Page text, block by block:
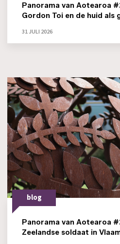
Panorama van Aotearoa
Gordon Toi en de huid als
31 JULI 2026
blog
Panorama van Aotearoa
Zeelandse soldaat in